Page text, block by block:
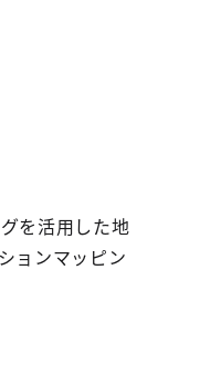
を活用した地
ョンマッピン